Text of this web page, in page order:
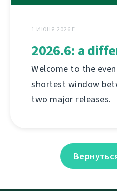
1 ИЮНЯ 2026 Г.
2026.6: a
Welcome to the
shortest window
two major releases.